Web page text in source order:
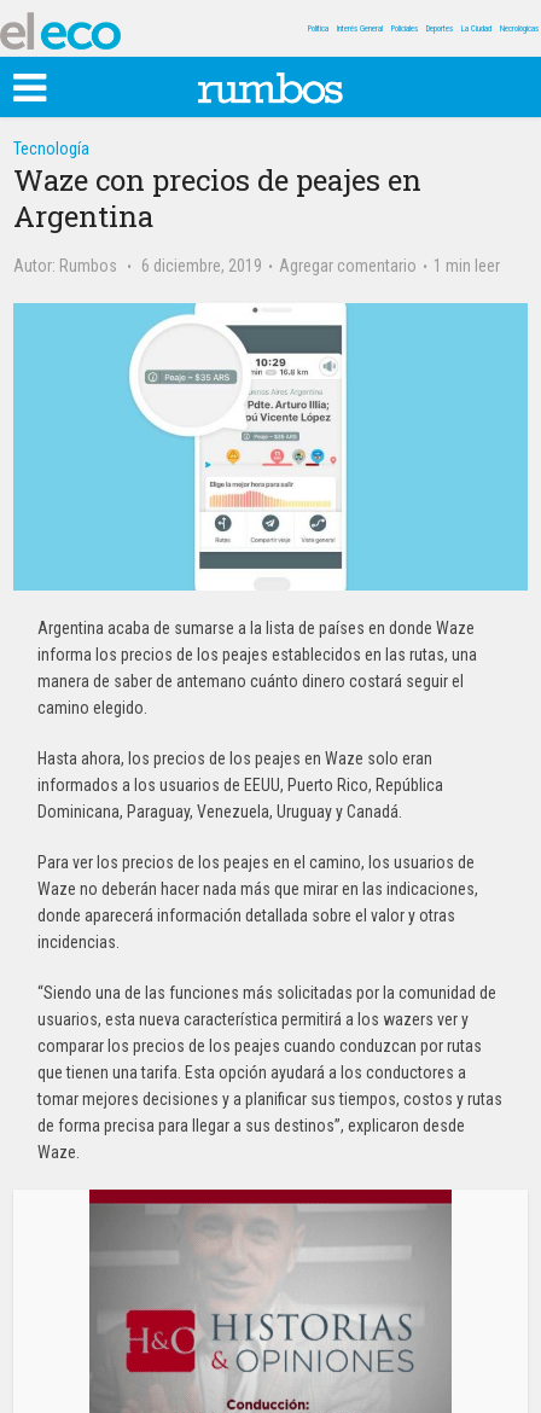
Política Interés General Policiales Deportes La Ciudad Necrológicas
Tecnología
Waze con precios de peajes en
Argentina
Autor: Rumbos 6 diciembre, 2019 Agregar comentario 1 min leer
Argentina acaba de sumarse a la lista de países en donde Waze
informa los precios de los peajes establecidos en las rutas, una
manera de saber de antemano cuánto dinero costará seguir el
camino elegido.
Hasta ahora, los precios de los peajes en Waze solo eran
informados a los usuarios de EEUU, Puerto Rico, República
Dominicana, Paraguay, Venezuela, Uruguay y Canadá.
Para ver los precios de los peajes en el camino, los usuarios de
Waze no deberán hacer nada más que mirar en las indicaciones,
donde aparecerá información detallada sobre el valor y otras
incidencias.
“Siendo una de las funciones más solicitadas por la comunidad de
usuarios, esta nueva característica permitirá a los wazers ver y
comparar los precios de los peajes cuando conduzcan por rutas
que tienen una tarifa. Esta opción ayudará a los conductores a
tomar mejores decisiones y a planificar sus tiempos, costos y rutas
de forma precisa para llegar a sus destinos”, explicaron desde
Waze.